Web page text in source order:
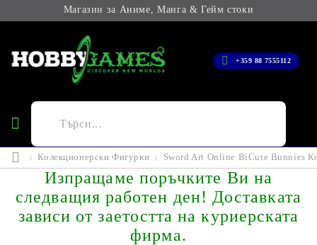
Магазин за Аниме, Манга & Гейм стоки
+359 88 7555112
Колекционерски Фигурки Sword Art Online BiCute Bunnies
Изпращаме поръчките Ви на
следващия работен ден! Доставката
зависи от заетостта на куриерската
фирма.